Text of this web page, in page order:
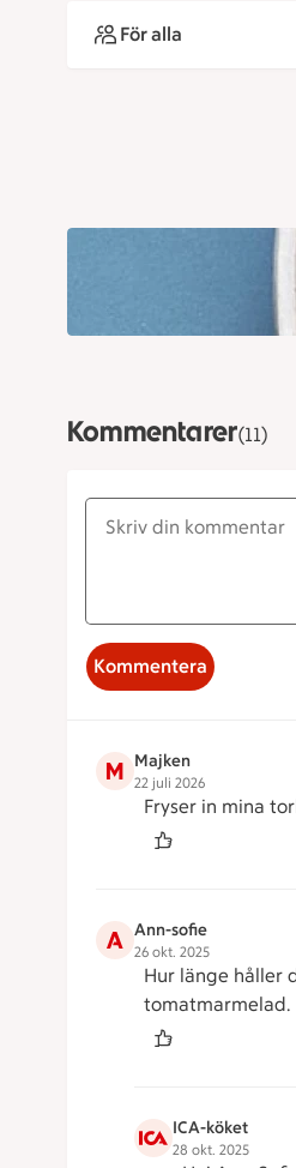
För alla
Kommentarer(11)
Kommentera
M Majken
22 juli 2026
Fryser in mina
A Ann-sofie
26 okt. 2025
Hur länge håller
tomatmarmelad.
ICA-köket
28 okt. 2025